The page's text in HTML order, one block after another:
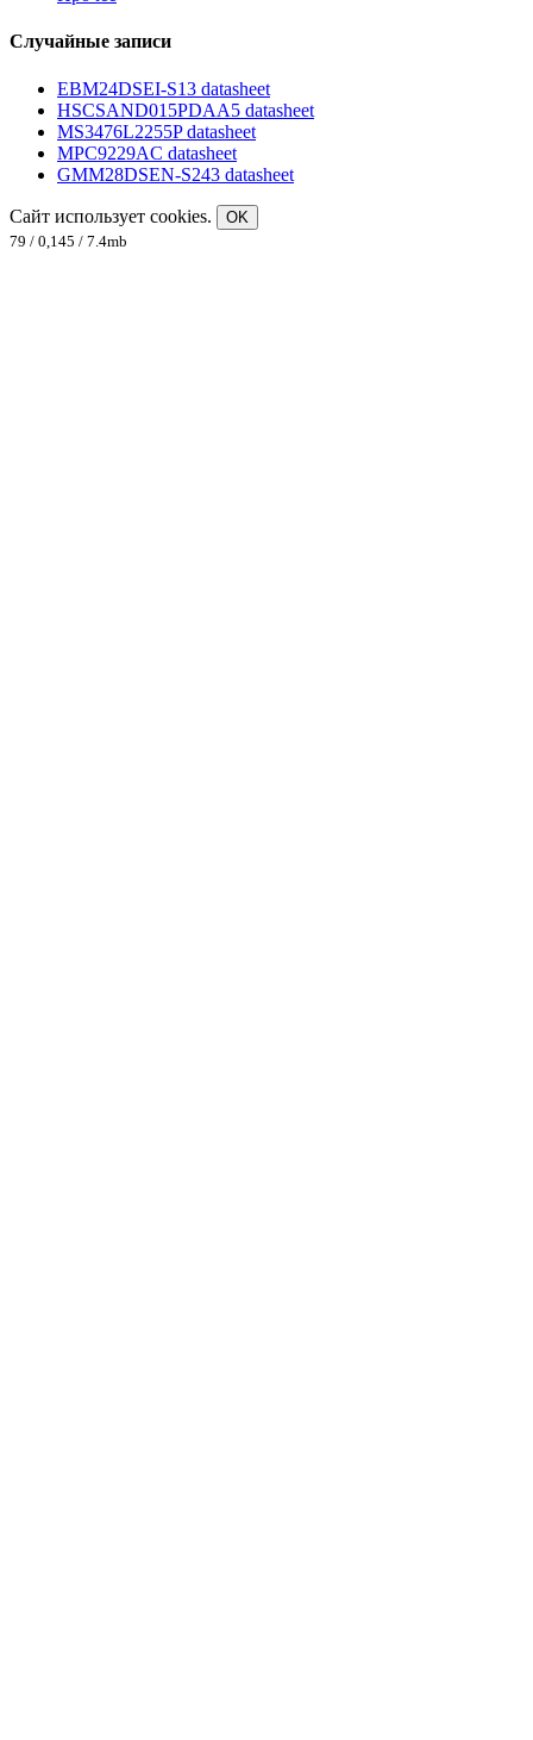
Случайные записи
EBM24DSEI-S13 datasheet
HSCSAND015PDAA5 datasheet
MS3476L2255P datasheet
MPC9229AC datasheet
GMM28DSEN-S243 datasheet
Сайт использует cookies.
OK
79 / 0,145 / 7.4mb